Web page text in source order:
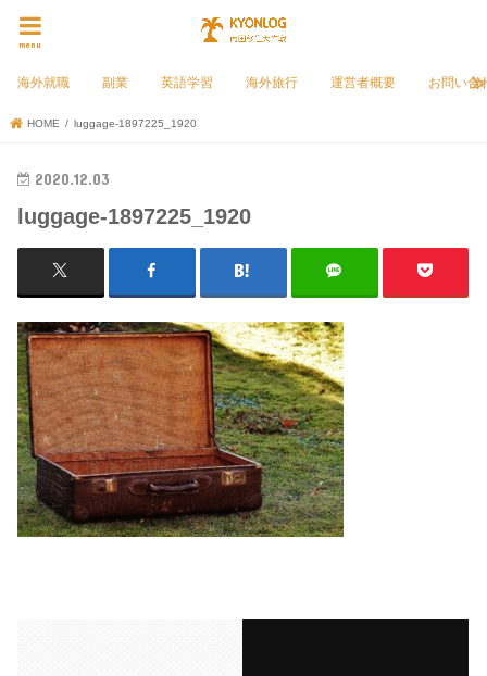
menu
海外就職 副業 英語学習 海外旅行 運営者概要 お問い合
HOME luggage-1897225_1920
2020.12.03
luggage-1897225_1920